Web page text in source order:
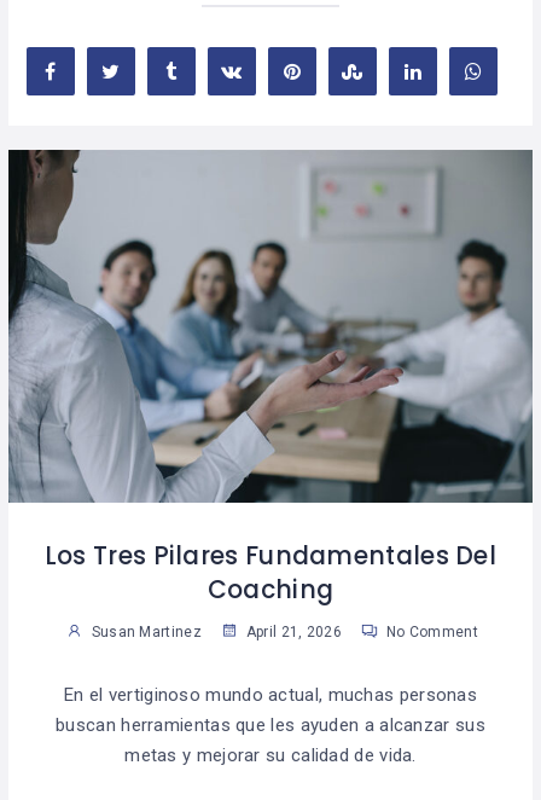
Los Tres Pilares Fundamentales Del
Coaching
Susan Martinez April 21, 2026 No Comment
En el vertiginoso mundo actual, muchas personas
buscan herramientas que les ayuden a alcanzar sus
metas y mejorar su calidad de vida.